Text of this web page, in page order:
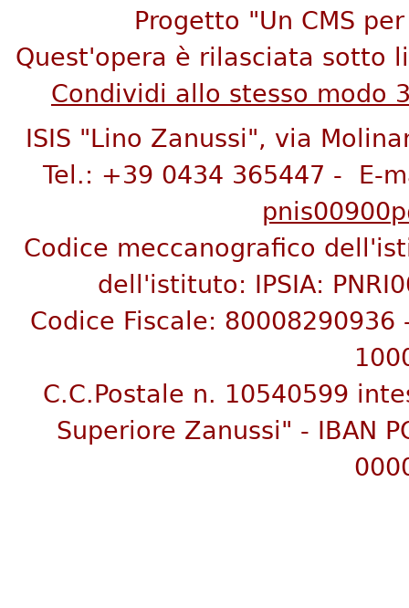
Progetto "Un CMS
Quest'opera è rilasciata sotto
Condividi allo stesso modo
ISIS "Lino Zanussi", via
Tel.: +39 0434 365447 - E-
Codice meccanografico
dell'istituto: IPSIA:
Codice Fiscale: 80008290936
C.C.Postale n. 10540599
Superiore Zanussi" - IBAN